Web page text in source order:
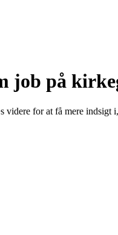
job på
for at få mere indsigt